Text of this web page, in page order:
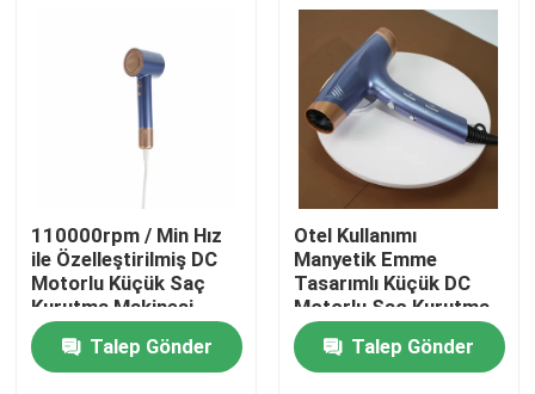
Ev
110000rpm / Min Hız
ile Özelleştirilmiş DC
Motorlu Küçük Saç
Kurutma Makinesi
Talep Gönder
Otel Kullanımı
Manyetik Emme
Tasarımlı Küçük DC
Motorlu Saç Kurutma
Makinesi
Talep Gönder